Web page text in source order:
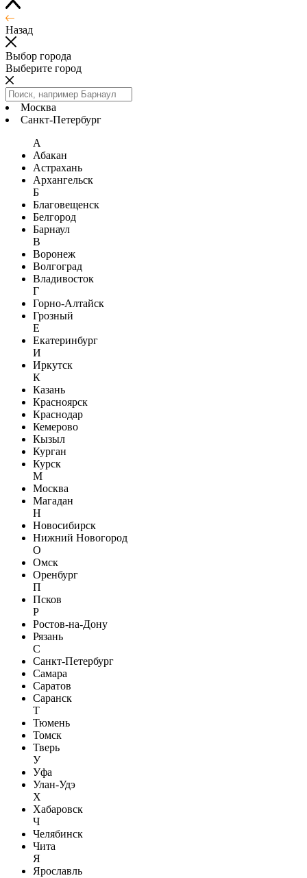
Назад
Выбор города
Выберите город
Москва
Санкт-Петербург
А
Абакан
Астрахань
Архангельск
Б
Благовещенск
Белгород
Барнаул
В
Воронеж
Волгоград
Владивосток
Г
Горно-Алтайск
Грозный
Е
Екатеринбург
И
Иркутск
К
Казань
Красноярск
Краснодар
Кемерово
Кызыл
Курган
Курск
М
Москва
Магадан
Н
Новосибирск
Нижний Новогород
О
Омск
Оренбург
П
Псков
Р
Ростов-на-Дону
Рязань
С
Санкт-Петербург
Самара
Саратов
Саранск
Т
Тюмень
Томск
Тверь
У
Уфа
Улан-Удэ
Х
Хабаровск
Ч
Челябинск
Чита
Я
Ярославль